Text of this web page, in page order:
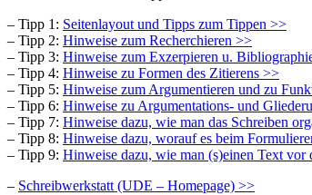
– Tipp 1: Seitenlayout und Tipps zum Tippen >>
– Tipp 2: Hinweise zum Recherchieren >>
– Tipp 3: Hinweise zum Exzerpieren u.
– Tipp 4: Hinweise zu Formen des Zitierens >>
– Tipp 5: Hinweise zum Argumentieren und zu
– Tipp 6: Hinweise zu Argumentations- und
– Tipp 7: Hinweise dazu, wie man das Schreiben
– Tipp 8: Hinweise dazu, worauf es beim
– Tipp 9: Hinweise dazu, wie man (s)einen Text
– Schreibwerkstatt (UDE – Homepage) >>